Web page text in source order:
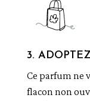
3.
Ce parfum ne
flacon non